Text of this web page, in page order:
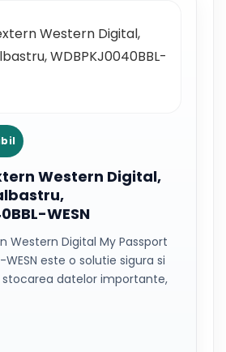
Western Digital,
WESN
Western Digital My Passport
WESN este o solutie sigura si
datelor importante,